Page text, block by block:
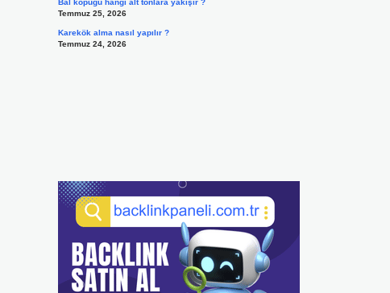
Bal köpüğü hangi alt tonlara yakışır ?
Temmuz 25, 2026
Karekök alma nasıl yapılır ?
Temmuz 24, 2026